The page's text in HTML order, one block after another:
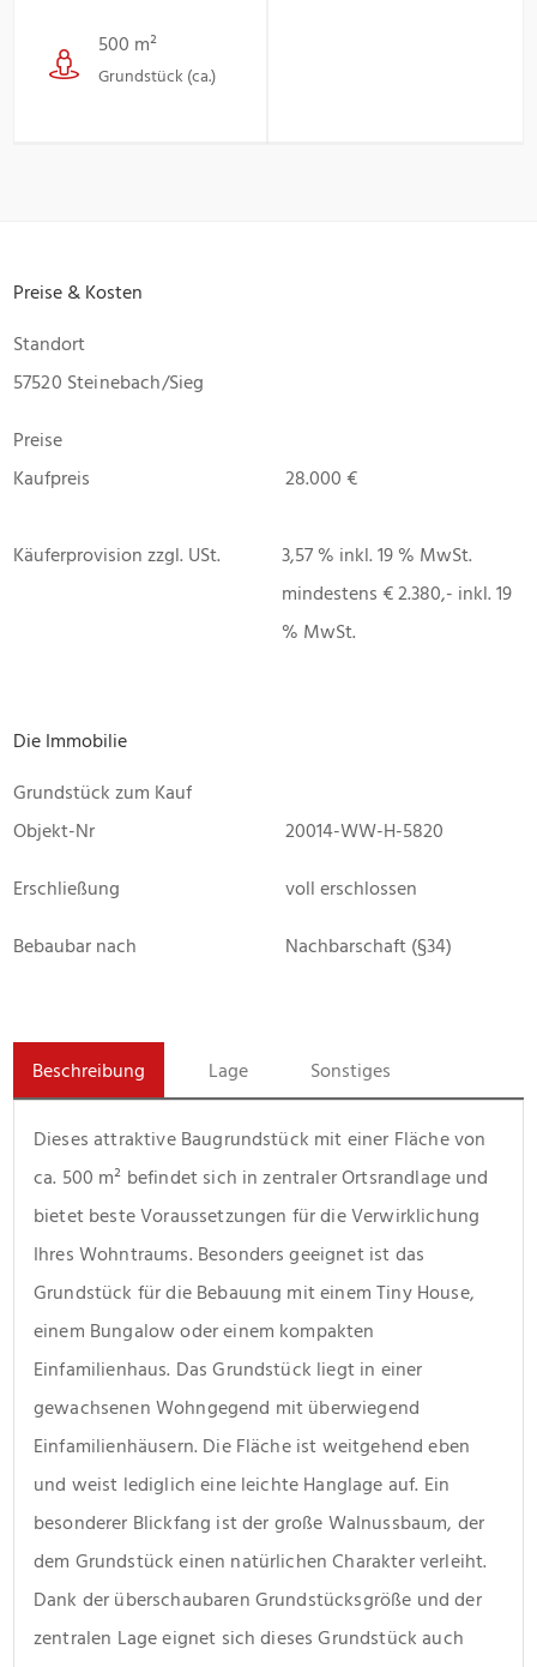
500 m²
Grundstück (ca.)
Preise & Kosten
Standort
57520 Steinebach/Sieg
Preise
Kaufpreis
28.000 €
Käuferprovision zzgl. USt.
3,57 % inkl. 19 % MwSt.
mindestens € 2.380,- inkl. 19
% MwSt.
Die Immobilie
Grundstück zum Kauf
Objekt-Nr
20014-WW-H-5820
Erschließung
voll erschlossen
Bebaubar nach
Nachbarschaft (§34)
Beschreibung Lage Sonstiges
Dieses attraktive Baugrundstück mit einer Fläche von
ca. 500 m² befindet sich in zentraler Ortsrandlage und
bietet beste Voraussetzungen für die Verwirklichung
Ihres Wohntraums. Besonders geeignet ist das
Grundstück für die Bebauung mit einem Tiny House,
einem Bungalow oder einem kompakten
Einfamilienhaus. Das Grundstück liegt in einer
gewachsenen Wohngegend mit überwiegend
Einfamilienhäusern. Die Fläche ist weitgehend eben
und weist lediglich eine leichte Hanglage auf. Ein
besonderer Blickfang ist der große Walnussbaum, der
dem Grundstück einen natürlichen Charakter verleiht.
Dank der überschaubaren Grundstücksgröße und der
zentralen Lage eignet sich dieses Grundstück auch